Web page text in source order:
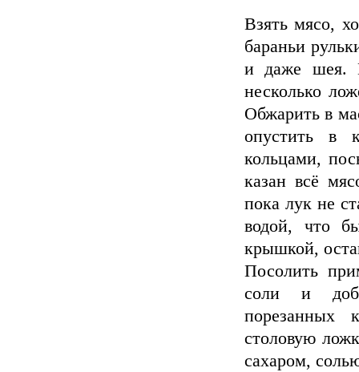
Взять мясо,
бараньи
и даже шея.
несколько
Обжарить в
опустить в
кольцами,
казан всё
пока лук не
водой, что
крышкой,
Посолить
соли и
порезанных
столовую
сахаром,